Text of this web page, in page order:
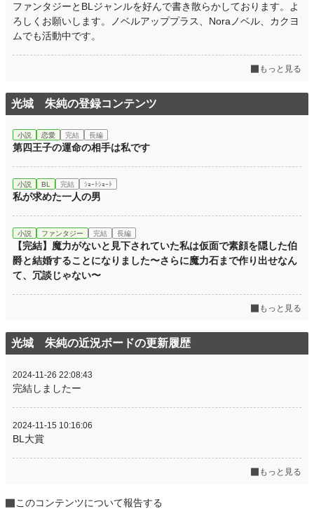
ファンタジーとBLジャンルを好んで書き散らかしております。よ
ろしくお願いします。ノベルアッププラス、Noraノベル、カクヨ
ムでも活動中です。
もっと見る
光城 朱純の登録コンテンツ
小説 恋愛 完結 長編
第四王子の運命の相手は私です
小説 BL 完結 ｼｮｰﾄｼｮｰﾄ
私が求めた一人の男
小説 ファンタジー 完結 長編
【完結】魔力がないと見下されていた私は仮面で素顔を隠した伯
爵と結婚することになりました〜さらに魔力石まで作り出せなん
て、冗談じゃない〜
もっと見る
光城 朱純の近況ボードの更新履歴
2024-11-26 22:08:43
完結しましたー
2024-11-15 10:16:06
BL大賞
もっと見る
このコンテンツについて報告する